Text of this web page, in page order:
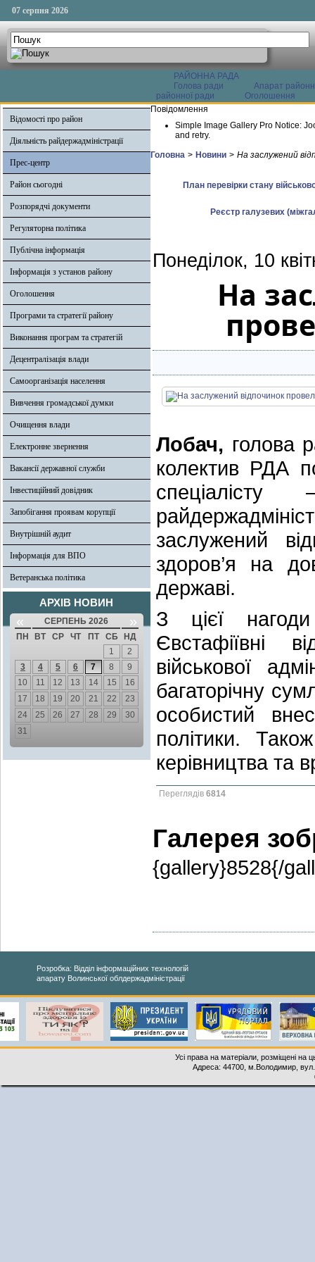
07 серпня 2026
РАЙОННА РАДА
Голова ради
Апарат
районної ради
Оголошення
Відомості про район
Діяльність райдержадміністрації
Прес-центр
Район сьогодні
Розпорядчі документи
Регуляторна політика
Публічна інформація
Інформація з установ району
Оголошення
Програми та стратегії району
Виконання програм та стратегій
Децентралізація влади
Самоорганізація населення
Вивчення громадської думки
Очищення влади
Електронне звернення
Вакансії державної служби
Інвестиційний довідник
Запобігання проявам корупції
Внутрішній аудит
Інформація для ВПО
Ветеранська політика
АРХІВ НОВИН
« СЕРПЕНЬ 2026 »
ПН ВТ СР ЧТ ПТ СБ
НД
1
2
3
4 5 6 7 8
9
10
11 12 13 14 15
16
17
18 19 20 21 22
23
24
25 26 27 28 29
30
31
Повідомлення
Simple Image Gallery Pro Notice:
and retry.
Головна > Новини > На заслужений
План перевірки стану
Реєстр галузевих
Понеділок, 10
На
Лобач, голова
колектив РДА
заслужений
здоров’я на
державі.
З цієї
Євстафіївні
військової
багаторічну
особистий
політики.
керівництва та
Переглядів 6814
Галерея
{gallery}8528{/
Розробка: Відділ інформаційних технологій
апарату Волинської облдержадміністрації
Усі права на матеріали, розміщені на
Адреса: 44700, м.Володимир,